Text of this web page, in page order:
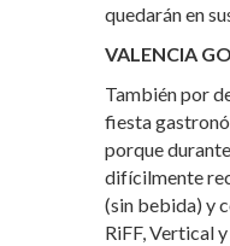
quedarán en
VALENCIA
También por
fiesta
porque
difícilmente
(sin bebida) y
RiFF, Vertical